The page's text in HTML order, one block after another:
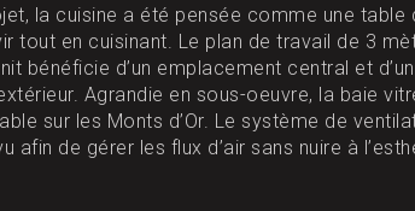
la cuisine a été pensée comme une table
tout en cuisinant. Le plan de travail de 3
bénéficie d’un emplacement central et
Agrandie en sous-oeuvre, la baie
sur les Monts d’Or. Le système de
afin de gérer les flux d’air sans nuire à